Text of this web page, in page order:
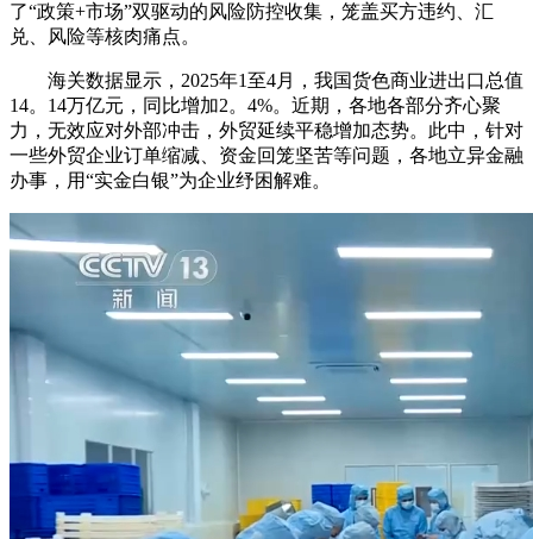
了“政策+市场”双驱动的风险防控收集，笼盖买方违约、汇
兑、风险等核肉痛点。
海关数据显示，2025年1至4月，我国货色商业进出口总值
14。14万亿元，同比增加2。4%。近期，各地各部分齐心聚
力，无效应对外部冲击，外贸延续平稳增加态势。此中，针对
一些外贸企业订单缩减、资金回笼坚苦等问题，各地立异金融
办事，用“实金白银”为企业纾困解难。